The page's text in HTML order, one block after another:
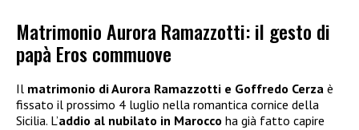
Matrimonio Aurora Ramazzotti: il gesto di
papà Eros commuove
Il matrimonio di Aurora Ramazzotti e Goffredo Cerza è
fissato il prossimo 4 luglio nella romantica cornice della
Sicilia. L’addio al nubilato in Marocco ha già fatto capire